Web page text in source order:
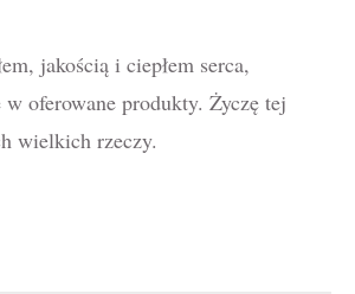
jakością i ciepłem serca,
oferowane produkty. Życzę tej
wielkich rzeczy.